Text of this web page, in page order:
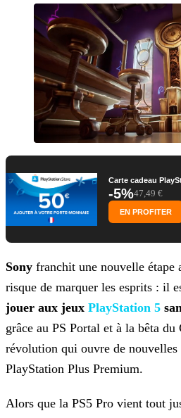
Carte cadeau
-5%47,49 €
EN PROFITER
Sony franchit une nouvelle étape
risque de marquer les esprits : il
jouer aux jeux PlayStation 5
grâce au PS Portal et à la bêta
révolution qui ouvre de nouvelles
PlayStation Plus Premium.
Alors que la PS5 Pro vient tout